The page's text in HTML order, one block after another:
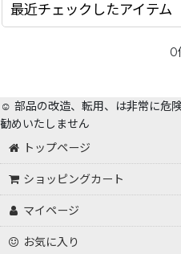
最近チェックしたアイテム
0
☺️ 部品の改造、転用、は非常に危
勧めいたしません
トップページ
ショッピングカート
マイページ
お気に入り